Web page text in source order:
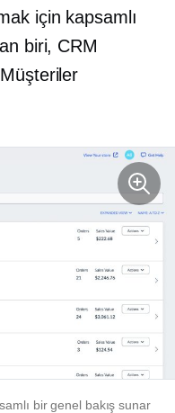
için kapsamlı
biri, CRM
bir genel bakış sunar